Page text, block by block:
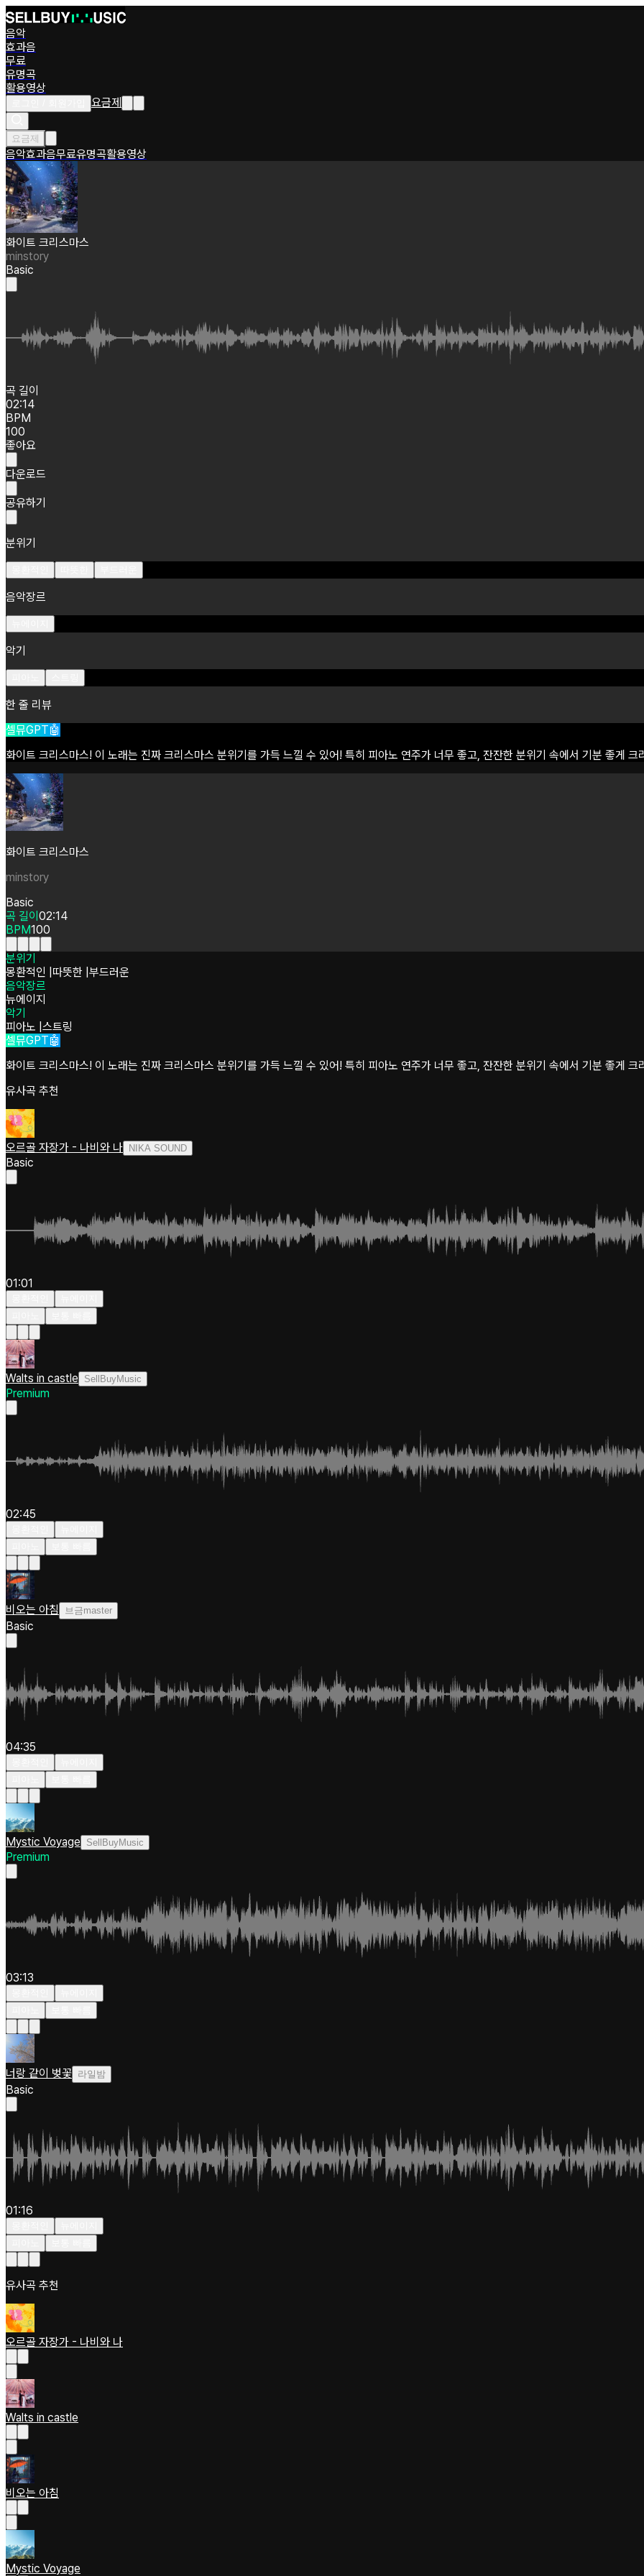
음악
효과음
무료
유명곡
활용영상
요금제
요금제
음악효과음무료유명곡활용영상
화이트 크리스마스
minstory
Basic
곡 길이
02:14
BPM
100
좋아요
다운로드
공유하기
분위기
음악장르
악기
한 줄 리뷰
셀뮤GPT🤖
화이트 크리스마스! 이 노래는 진짜 크리스마스 분위기를 가득 느낄 수 있어! 특히 피아노 연주가 너무 좋고, 잔잔한 분위기 속에서 기분 좋게 크
화이트 크리스마스
minstory
Basic
곡 길이 02:14
BPM100
분위기
몽환적인
따뜻한 부드러운
음악장르
뉴에이지
악기
피아노 스트링
셀뮤GPT🤖
화이트 크리스마스! 이 노래는 진짜 크리스마스 분위기를 가득 느낄 수 있어! 특히 피아노 연주가 너무 좋고, 잔잔한 분위기 속에서 기분 좋게 크
유사곡 추천
오르골 자장가 - 나비와 나 NIKA SOUND
Basic
01:01
Walts in castle SellBuyMusic
Premium
02:45
비오는 아침 브금master
Basic
04:35
Mystic Voyage SellBuyMusic
Premium
03:13
너랑 같이 벚꽃 라일밤
Basic
01:16
유사곡 추천
오르골 자장가 - 나비와 나
Walts in castle
비오는 아침
Mystic Voyage